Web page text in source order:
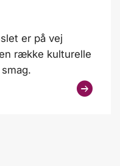
er på vej
række kulturelle